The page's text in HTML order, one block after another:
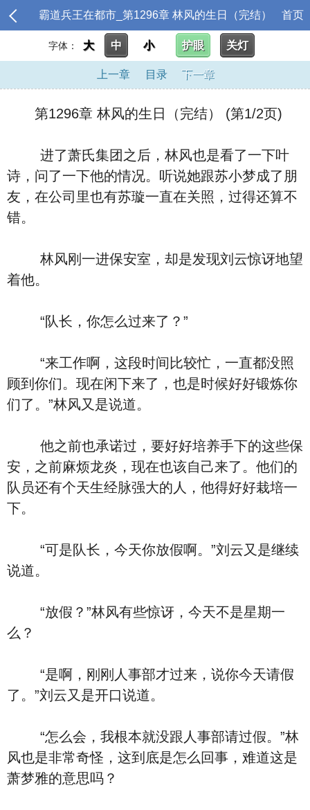
霸道兵王在都市_第1296章 林风的生日（完结） 首页
字体： 大 中 小 护眼 关灯
上一章 目录 下一章
第1296章 林风的生日（完结） (第1/2页)
进了萧氏集团之后，林风也是看了一下叶
诗，问了一下他的情况。听说她跟苏小梦成了朋
友，在公司里也有苏璇一直在关照，过得还算不
错。
林风刚一进保安室，却是发现刘云惊讶地望
着他。
“队长，你怎么过来了？”
“来工作啊，这段时间比较忙，一直都没照
顾到你们。现在闲下来了，也是时候好好锻炼你
们了。”林风又是说道。
他之前也承诺过，要好好培养手下的这些保
安，之前麻烦龙炎，现在也该自己来了。他们的
队员还有个天生经脉强大的人，他得好好栽培一
下。
“可是队长，今天你放假啊。”刘云又是继续
说道。
“放假？”林风有些惊讶，今天不是星期一
么？
“是啊，刚刚人事部才过来，说你今天请假
了。”刘云又是开口说道。
“怎么会，我根本就没跟人事部请过假。”林
风也是非常奇怪，这到底是怎么回事，难道这是
萧梦雅的意思吗？